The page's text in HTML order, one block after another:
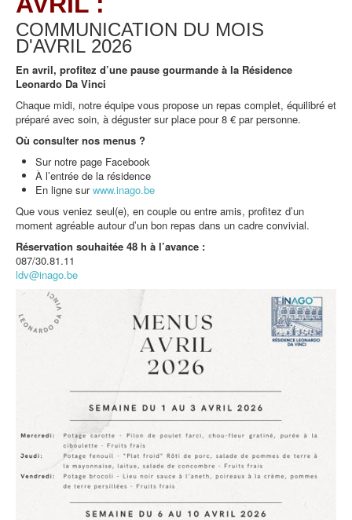
COMMUNICATION DU MOIS
D'AVRIL 2026
En avril, profitez d’une pause gourmande à la Résidence
Leonardo Da Vinci
Chaque midi, notre équipe vous propose un repas complet, équilibré et
préparé avec soin, à déguster sur place pour 8 € par personne.
Où consulter nos menus ?
Sur notre page Facebook
À l’entrée de la résidence
En ligne surwww.inago.be
Que vous veniez seul(e), en couple ou entre amis, profitez d’un
moment agréable autour d’un bon repas dans un cadre convivial.
Réservation souhaitée 48 h à l’avance :
087/30.81.11
ldv@inago.be